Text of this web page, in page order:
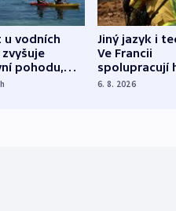
u vodních
pohodu,
h
Jiný jazyk i
Ve Francii
spolupracují
různých zemí
6. 8. 2026